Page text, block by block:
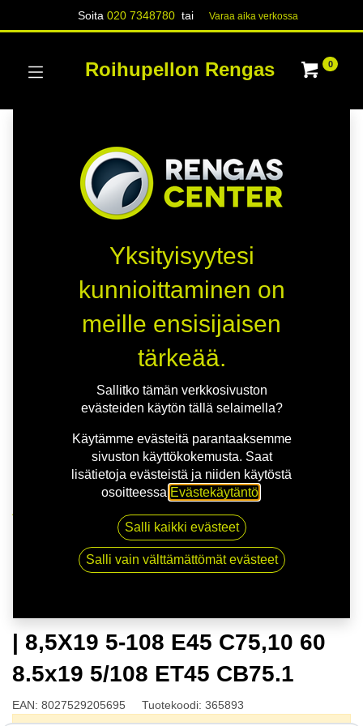
Soita020 7348780 tai Varaa aika verk​​​​ossa
Roihupellon Rengas 0
OZ ESTREMA GT HLT SAT.BLK | 8,5X19 5-108 E45
C75,10 60 8.5x19 5/108 ET45 CB75.1
| 8,5X19 5-108 E45 C75,10 60
8.5x19 5/108 ET45 CB75.1
EAN: 8027529205695 Tuotekoodi: 365893
Yksityisyytesi
kunnioittaminen on
meille ensisijaisen
tärkeää.
Sallitko tämän verkkosivuston
evästeiden käytön tällä selaimella?
Käytämme evästeitä parantaaksemme
sivuston käyttökokemusta. Saat
lisätietoja evästeistä ja niiden käytöstä
osoitteessa Evästekäytäntö
Salli kaikki evästeet
Salli vain välttämättömät evästeet